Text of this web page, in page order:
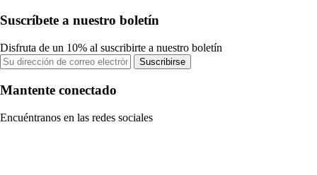
Suscríbete a nuestro boletín
Disfruta de un 10% al suscribirte a nuestro boletín
Suscribirse
Mantente conectado
Encuéntranos en las redes sociales